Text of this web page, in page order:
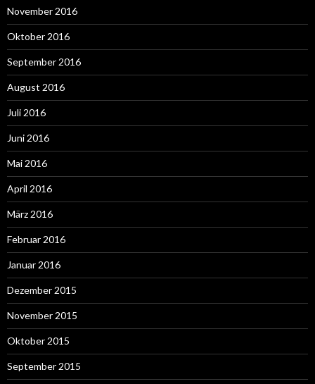
November 2016
Oktober 2016
September 2016
August 2016
Juli 2016
Juni 2016
Mai 2016
April 2016
März 2016
Februar 2016
Januar 2016
Dezember 2015
November 2015
Oktober 2015
September 2015